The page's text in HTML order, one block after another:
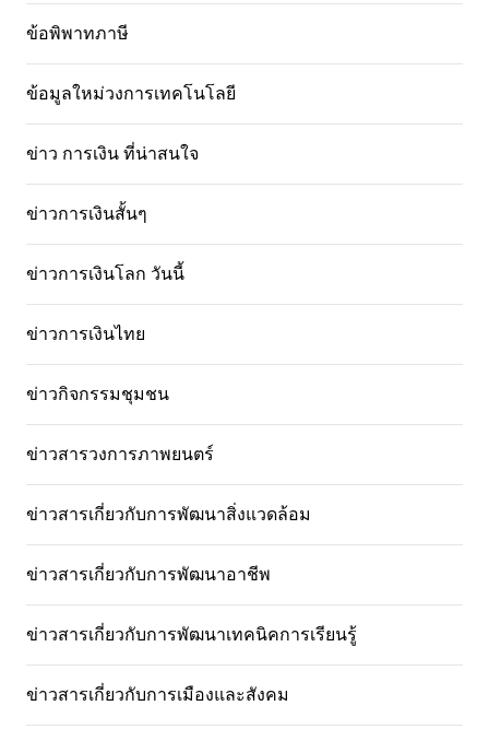
ข้อพิพาทภาษี
ข้อมูลใหม่วงการเทคโนโลยี
ข่าว การเงิน ที่น่าสนใจ
ข่าวการเงินสั้นๆ
ข่าวการเงินโลก วันนี้
ข่าวการเงินไทย
ข่าวกิจกรรมชุมชน
ข่าวสารวงการภาพยนตร์
ข่าวสารเกี่ยวกับการพัฒนาสิ่งแวดล้อม
ข่าวสารเกี่ยวกับการพัฒนาอาชีพ
ข่าวสารเกี่ยวกับการพัฒนาเทคนิคการเรียนรู้
ข่าวสารเกี่ยวกับการเมืองและสังคม